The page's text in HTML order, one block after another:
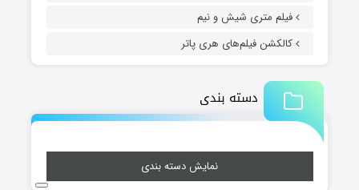
فیلم متری شیش و نیم
کالکشن فیلم‌های هری پاتر
دسته بندی
نمایش دسته بندی